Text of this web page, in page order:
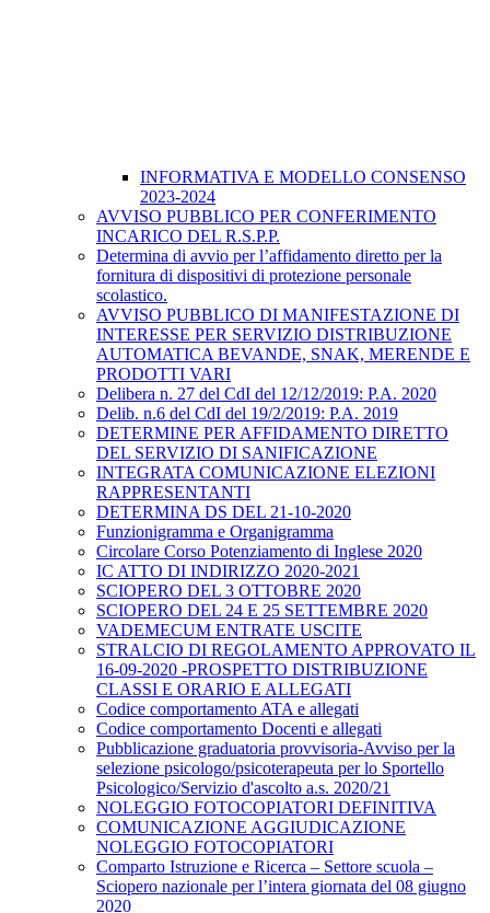
INFORMATIVA E MODELLO CONSENSO
2023-2024
AVVISO PUBBLICO PER CONFERIMENTO
INCARICO DEL R.S.P.P.
Determina di avvio per l’affidamento diretto per la
fornitura di dispositivi di protezione personale
scolastico.
AVVISO PUBBLICO DI MANIFESTAZIONE DI
INTERESSE PER SERVIZIO DISTRIBUZIONE
AUTOMATICA BEVANDE, SNAK, MERENDE E
PRODOTTI VARI
Delibera n. 27 del CdI del 12/12/2019: P.A. 2020
Delib. n.6 del CdI del 19/2/2019: P.A. 2019
DETERMINE PER AFFIDAMENTO DIRETTO
DEL SERVIZIO DI SANIFICAZIONE
INTEGRATA COMUNICAZIONE ELEZIONI
RAPPRESENTANTI
DETERMINA DS DEL 21-10-2020
Funzionigramma e Organigramma
Circolare Corso Potenziamento di Inglese 2020
IC ATTO DI INDIRIZZO 2020-2021
SCIOPERO DEL 3 OTTOBRE 2020
SCIOPERO DEL 24 E 25 SETTEMBRE 2020
VADEMECUM ENTRATE USCITE
STRALCIO DI REGOLAMENTO APPROVATO IL
16-09-2020 -PROSPETTO DISTRIBUZIONE
CLASSI E ORARIO E ALLEGATI
Codice comportamento ATA e allegati
Codice comportamento Docenti e allegati
Pubblicazione graduatoria provvisoria-Avviso per la
selezione psicologo/psicoterapeuta per lo Sportello
Psicologico/Servizio d'ascolto a.s. 2020/21
NOLEGGIO FOTOCOPIATORI DEFINITIVA
COMUNICAZIONE AGGIUDICAZIONE
NOLEGGIO FOTOCOPIATORI
Comparto Istruzione e Ricerca – Settore scuola –
Sciopero nazionale per l’intera giornata del 08 giugno
2020